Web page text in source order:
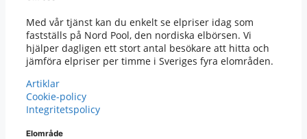
Med vår tjänst kan du enkelt se elpriser idag som
fastställs på Nord Pool, den nordiska elbörsen. Vi
hjälper dagligen ett stort antal besökare att hitta och
jämföra elpriser per timme i Sveriges fyra elområden.
Artiklar
Cookie-policy
Integritetspolicy
Elområde